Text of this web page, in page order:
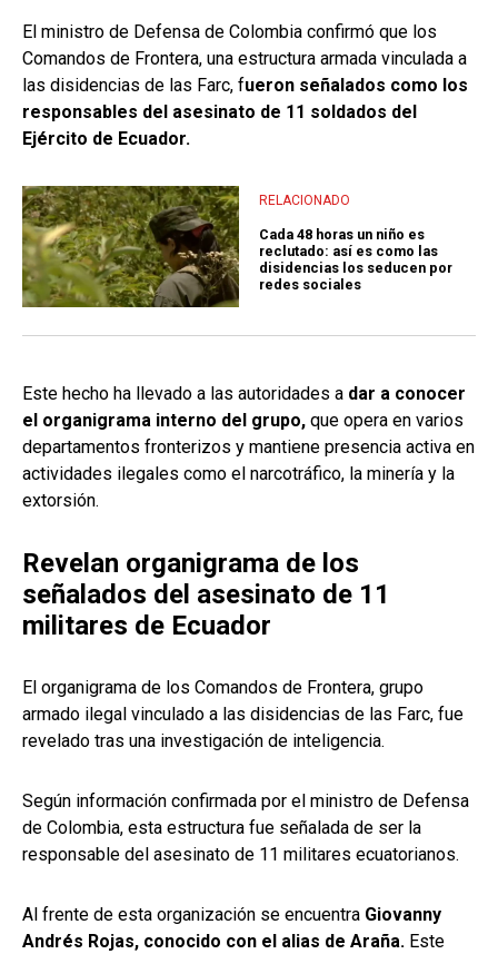
El ministro de Defensa de Colombia confirmó que los
Comandos de Frontera, una estructura armada vinculada a
las disidencias de las Farc, fueron señalados como los
responsables del asesinato de 11 soldados del
Ejército de Ecuador.
RELACIONADO
Cada 48 horas un niño es
reclutado: así es como las
disidencias los seducen por
redes sociales
Este hecho ha llevado a las autoridades a dar a conocer
el organigrama interno del grupo, que opera en varios
departamentos fronterizos y mantiene presencia activa en
actividades ilegales como el narcotráfico, la minería y la
extorsión.
Revelan organigrama de los
señalados del asesinato de 11
militares de Ecuador
El organigrama de los Comandos de Frontera, grupo
armado ilegal vinculado a las disidencias de las Farc, fue
revelado tras una investigación de inteligencia.
Según información confirmada por el ministro de Defensa
de Colombia, esta estructura fue señalada de ser la
responsable del asesinato de 11 militares ecuatorianos.
Al frente de esta organización se encuentra Giovanny
Andrés Rojas, conocido con el alias de Araña. Este